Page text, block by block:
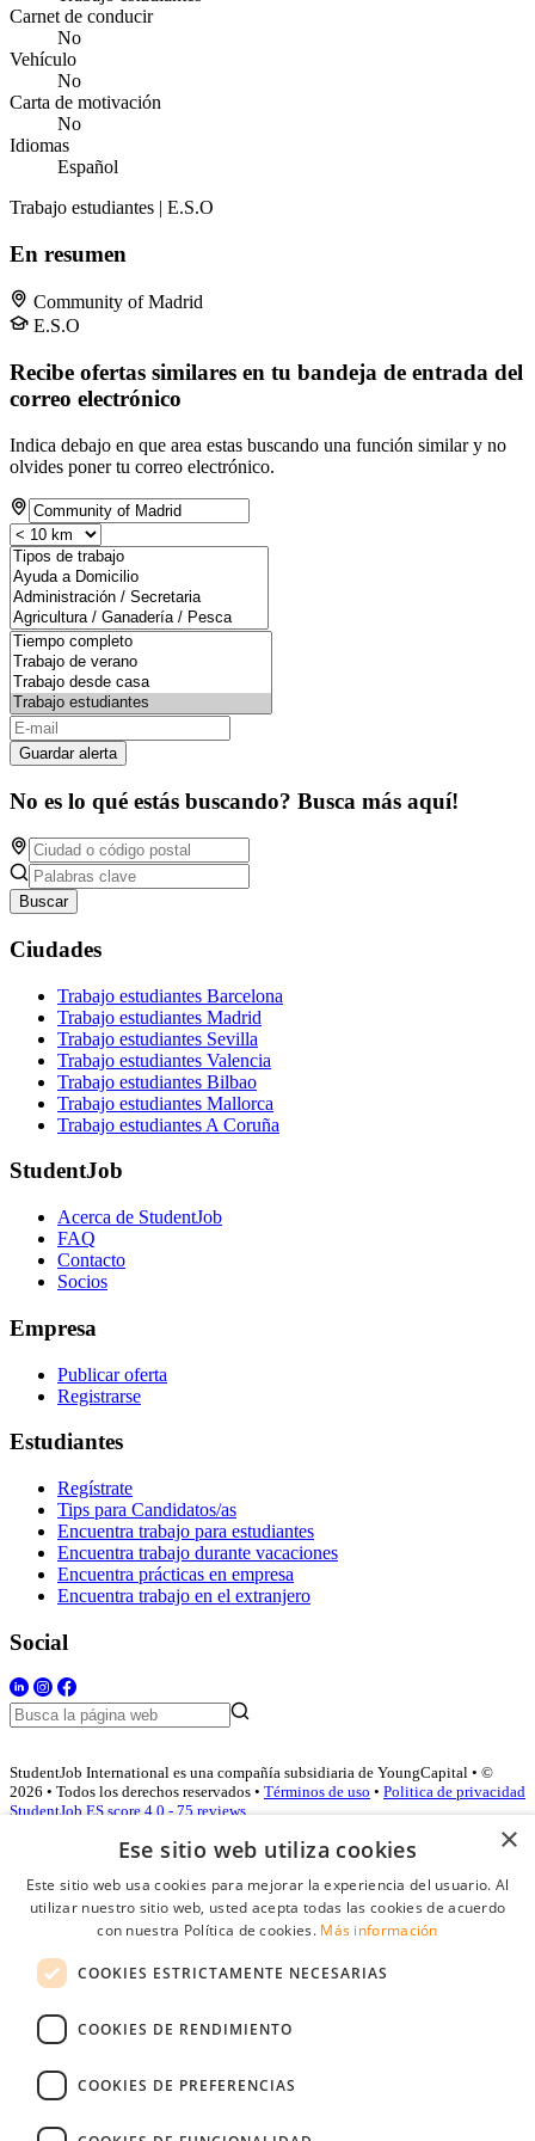
Carnet de conducir
No
Vehículo
No
Carta de motivación
No
Idiomas
Español
Trabajo estudiantes | E.S.O
En resumen
Community of Madrid
E.S.O
Recibe ofertas similares en tu bandeja de entrada del
correo electrónico
Indica debajo en que area estas buscando una función similar y no
olvides poner tu correo electrónico.
Guardar alerta
No es lo qué estás buscando? Busca más aquí!
Buscar
Ciudades
Trabajo estudiantes Barcelona
Trabajo estudiantes Madrid
Trabajo estudiantes Sevilla
Trabajo estudiantes Valencia
Trabajo estudiantes Bilbao
Trabajo estudiantes Mallorca
Trabajo estudiantes A Coruña
StudentJob
Acerca de StudentJob
FAQ
Contacto
Socios
Empresa
Publicar oferta
Registrarse
Estudiantes
Regístrate
Tips para Candidatos/as
Encuentra trabajo para estudiantes
Encuentra trabajo durante vacaciones
Encuentra prácticas en empresa
Encuentra trabajo en el extranjero
Social
StudentJob International es una compañía subsidiaria de YoungCapital • ©
2026 • Todos los derechos reservados • Términos de uso • Politica de privacidad
StudentJob ES score 4.0 - 75 reviews
Acceso empresas
Contraseña
Recordarme
Conectarse
Registro gratuito empresas
×
Ese sitio web utiliza cookies
Este sitio web usa cookies para mejorar la experiencia del usuario. Al
utilizar nuestro sitio web, usted acepta todas las cookies de acuerdo
con nuestra Política de cookies. Más información
COOKIES ESTRICTAMENTE NECESARIAS
COOKIES DE RENDIMIENTO
COOKIES DE PREFERENCIAS